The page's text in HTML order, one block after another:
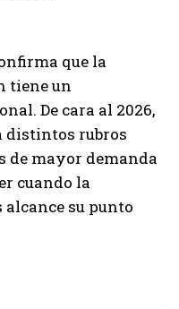
que la
tiene un
De cara al 2026,
distintos rubros
de mayor demanda
cuando la
su punto